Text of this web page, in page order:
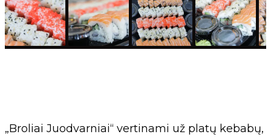
„Broliai Juodvarniai“ vertinami už platų kebabų,